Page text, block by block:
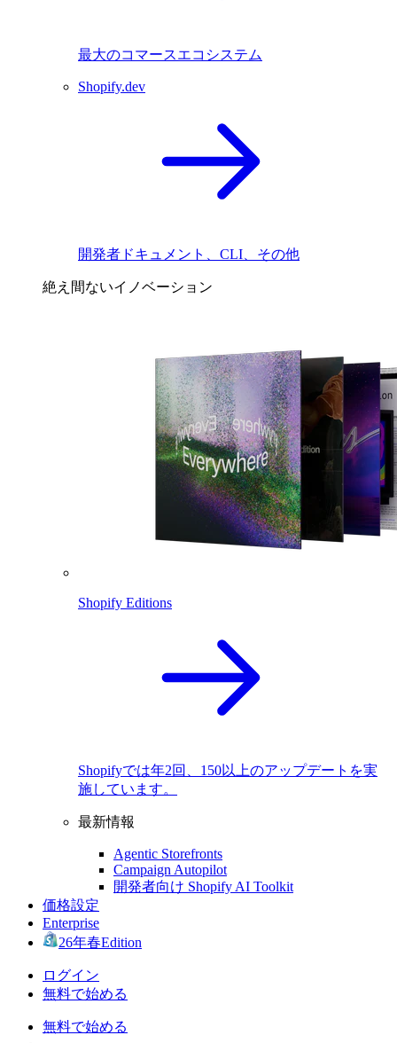
最大のコマースエコシステム
Shopify.dev
開発者ドキュメント、CLI、その他
絶え間ないイノベーション
Shopify Editions
Shopifyでは年2回、150以上のアップデートを実
施しています。
最新情報
Agentic Storefronts
Campaign Autopilot
開発者向け Shopify AI Toolkit
価格設定
Enterprise
26年春Edition
ログイン
無料で始める
無料で始める